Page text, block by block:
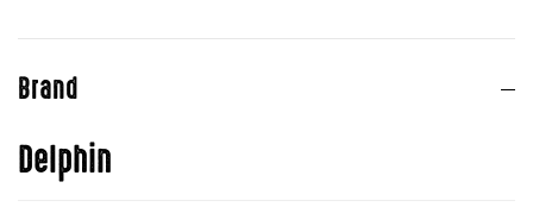
Brand
Delphin